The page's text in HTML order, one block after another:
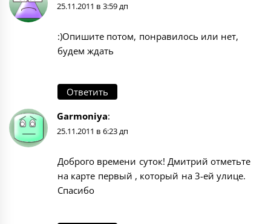
25.11.2011 в 3:59 дп
:)Опишите потом, понравилось или нет,
будем ждать
Ответить
Garmoniya:
25.11.2011 в 6:23 дп
Доброго времени суток! Дмитрий отметьте
на карте первый , который на 3-ей улице.
Спасибо